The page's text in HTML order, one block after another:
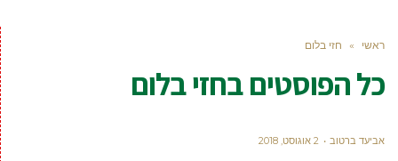
ראשי » חזי בלום
כל הפוסטים בחזי בלום
אביעד ברטוב 2 אוגוסט, 2018